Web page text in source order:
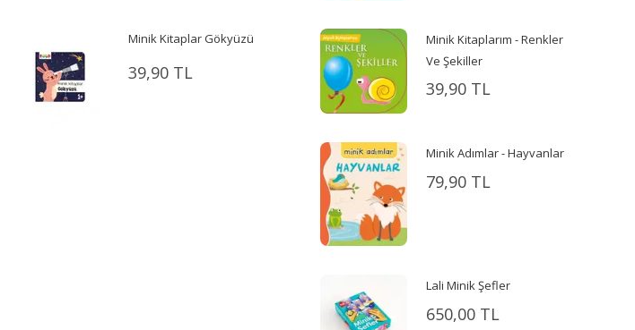
Minik Kitaplar Gökyüzü
39,90 TL
Minik Kitaplarım - Renkler
Ve Şekiller
39,90 TL
Minik Adımlar - Hayvanlar
79,90 TL
Lali Minik Şefler
650,00 TL